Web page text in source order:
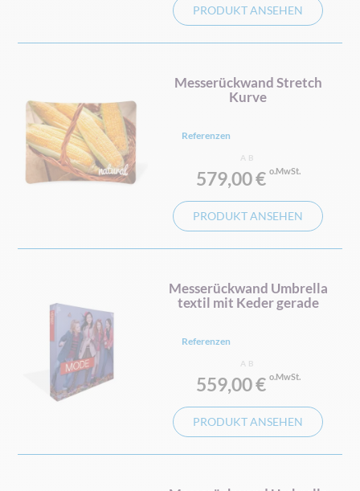
PRODUKT ANSEHEN
Messerückwand Stretch
Kurve
Referenzen
AB
579,00 €
PRODUKT ANSEHEN
Messerückwand Umbrella
textil mit Keder gerade
Referenzen
AB
559,00 €
PRODUKT ANSEHEN